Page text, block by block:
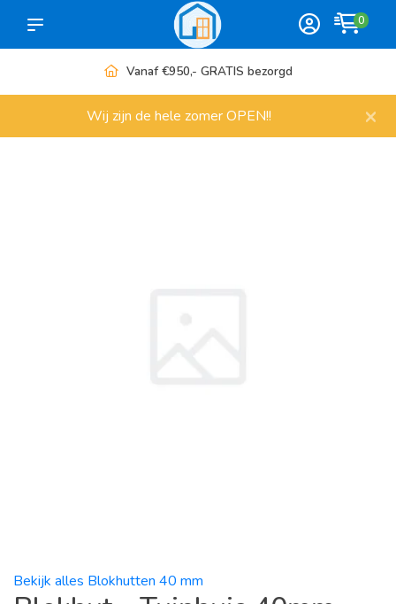
0
Vanaf €950,- GRATIS bezorgd
Wij zijn de hele zomer OPEN!! ×
Bekijk alles Blokhutten 40 mm